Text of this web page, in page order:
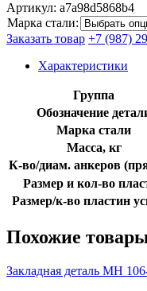
Артикул: a7a98d5868b4
Марка стали:
Заказать товар +7 (987)
Характеристики
Группа
Обозначение
Марка стали
Масса, кг
К-во/диам. анкеров
Размер и кол-во
Размер/к-во пластин
Похожие
Закладная деталь МН